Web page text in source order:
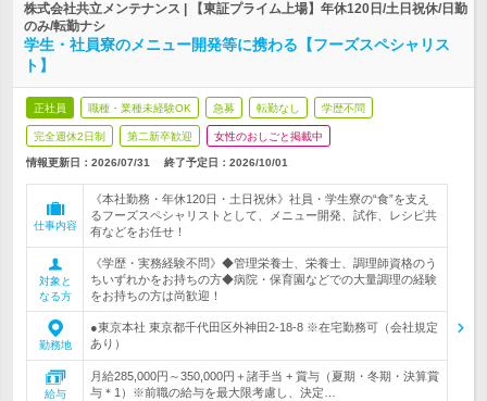
株式会社共立メンテナンス | 【東証プライム上場】年休120日/土日祝休/日勤
のみ/転勤ナシ
学生・社員寮のメニュー開発等に携わる【フーズスペシャリス
ト】
正社員 職種・業種未経験OK 急募 転勤なし 学歴不問
完全週休2日制 第二新卒歓迎 女性のおしごと掲載中
情報更新日：2026/07/31 終了予定日： 2026/10/01
仕事内容
《本社勤務・年休120日・土日祝休》社員・学生寮の“食”を支え
るフーズスペシャリストとして、メニュー開発、試作、レシピ共
有などをお任せ！
対象と
なる方
《学歴・実務経験不問》◆管理栄養士、栄養士、調理師資格のう
ちいずれかをお持ちの方◆病院・保育園などでの大量調理の経験
をお持ちの方は尚歓迎！
勤務地
●東京本社 東京都千代田区外神田2-18-8 ※在宅勤務可（会社規定
あり）
給与
月給285,000円～350,000円＋諸手当 + 賞与（夏期・冬期・決算賞
与＊1）※前職の給与を最大限考慮し、決定…